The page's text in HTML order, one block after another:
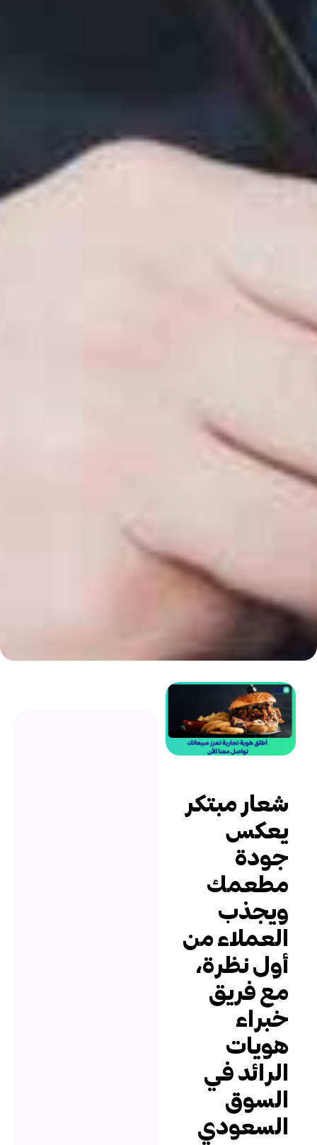
شعار مبتكر
يعكس
جودة
مطعمك
ويجذب
العملاء من
أول نظرة،
مع فريق
خبراء
هويات
الرائد في
السوق
السعودي